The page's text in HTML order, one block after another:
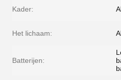
Kader:
Het lichaam:
Batterijen: